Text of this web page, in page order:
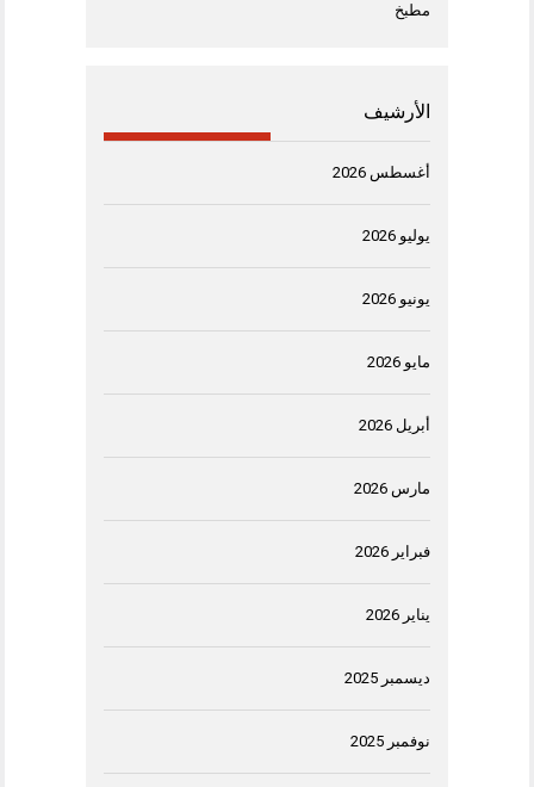
مطبخ
الأرشيف
أغسطس 2026
يوليو 2026
يونيو 2026
مايو 2026
أبريل 2026
مارس 2026
فبراير 2026
يناير 2026
ديسمبر 2025
نوفمبر 2025